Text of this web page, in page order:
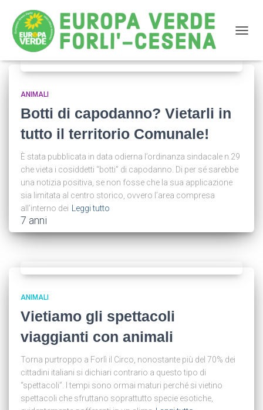
News
ANIMALI
Botti di capodanno? Vietarli in
tutto il territorio Comunale!
È stata pubblicata in data odierna l’ordinanza sindacale n.29
che vieta i cosiddetti “botti” di capodanno. Di per sé sarebbe
una notizia positiva, se non fosse che la sua applicazione
sia limitata al centro storico, ovvero l’area compresa
all’interno dei
Leggi tutto
7 anni
ANIMALI
Vietiamo gli spettacoli
viaggianti con animali
Torna purtroppo a Forlì il Circo, nonostante più del 70% dei
cittadini italiani si dichiari contrario a questo tipo di
“spettacoli”. I tempi sono ormai maturi perché si vietino
spettacoli che sfruttano soprattutto specie esotiche,